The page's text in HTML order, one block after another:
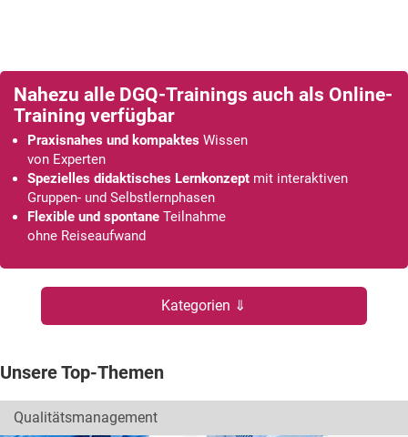
Nahezu alle DGQ-Trainings auch als Online-
Training verfügbar
Praxisnahes und kompaktes Wissen
von Experten
Spezielles didaktisches Lernkonzept mit interaktiven
Gruppen- und Selbstlernphasen
Flexible und spontane Teilnahme
ohne Reiseaufwand
Kategorien ⇓
Unsere Top-Themen
Qualitätsmanagement